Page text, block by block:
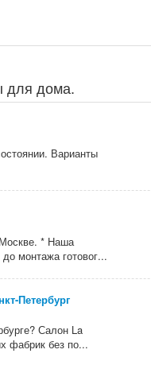
для дома.
Варианты
* Наша
монтажа готовог...
Петербург
Салон La
фабрик без по...